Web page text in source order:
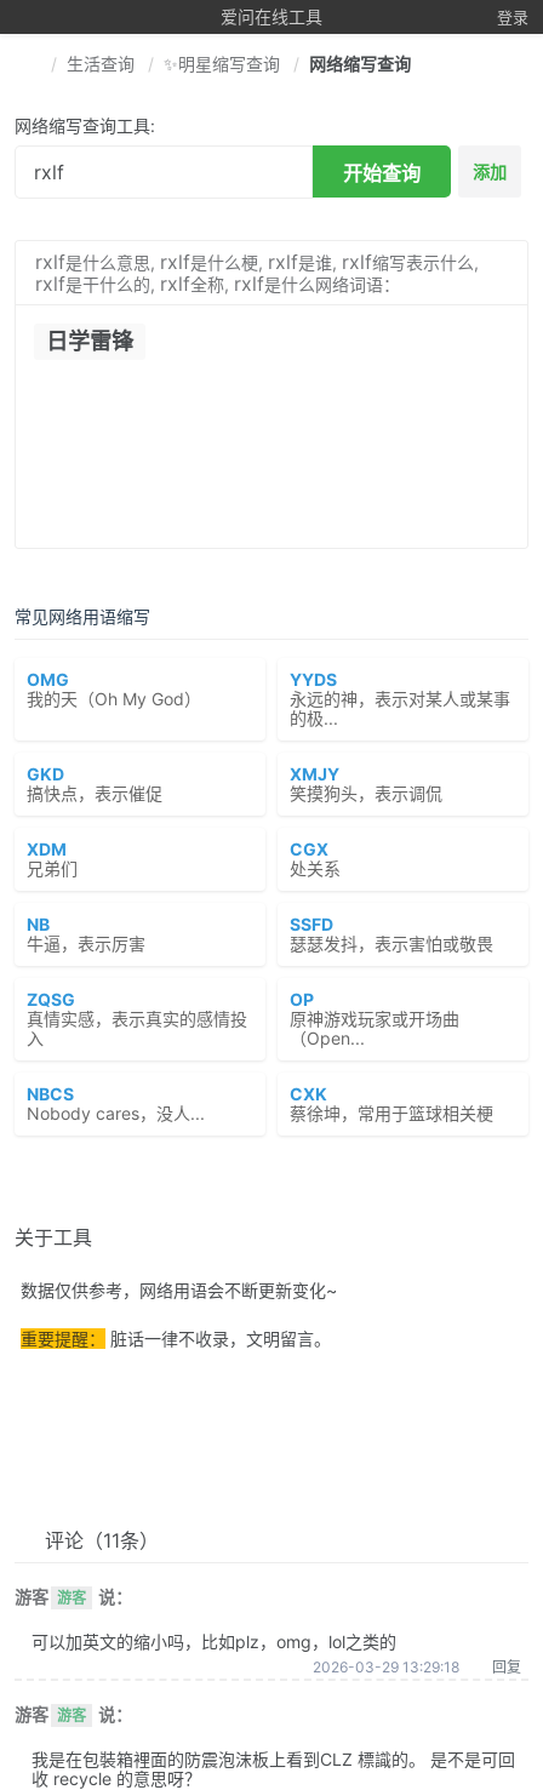
爱问在线工具 登录
生活查询 ✨明星缩写查询 网络缩写查询
网络缩写查询工具:
开始查询 添加
rxlf是什么意思, rxlf是什么梗, rxlf是谁, rxlf缩写表示什么,
rxlf是干什么的, rxlf全称, rxlf是什么网络词语：
日学雷锋
常见网络用语缩写
OMG
我的天（Oh My God）
YYDS
永远的神，表示对某人或某事
的极...
GKD
搞快点，表示催促
XMJY
笑摸狗头，表示调侃
XDM
兄弟们
CGX
处关系
NB
牛逼，表示厉害
SSFD
瑟瑟发抖，表示害怕或敬畏
ZQSG
真情实感，表示真实的感情投
入
OP
原神游戏玩家或开场曲
（Open...
NBCS
Nobody cares，没人...
CXK
蔡徐坤，常用于篮球相关梗
关于工具
数据仅供参考，网络用语会不断更新变化~
重要提醒： 脏话一律不收录，文明留言。
评论 （11条）
游客 游客 说：
可以加英文的缩小吗，比如plz，omg，lol之类的
2026-03-29 13:29:18 回复
游客 游客 说：
我是在包裝箱裡面的防震泡沫板上看到CLZ 標識的。 是不是可回
收 recycle 的意思呀？